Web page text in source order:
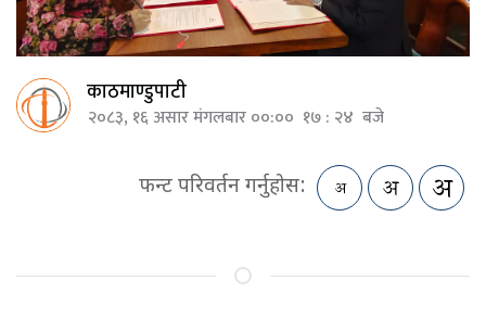
काठमाण्डुपाटी
२०८३, १६ असार मंगलबार ००:०० १७ : २४ बजे
फन्ट परिवर्तन गर्नुहोस: